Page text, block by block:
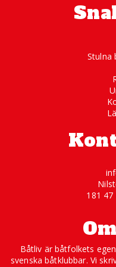
Stulna
181 47
Båtliv är båtfolkets
svenska båtklubbar. Vi